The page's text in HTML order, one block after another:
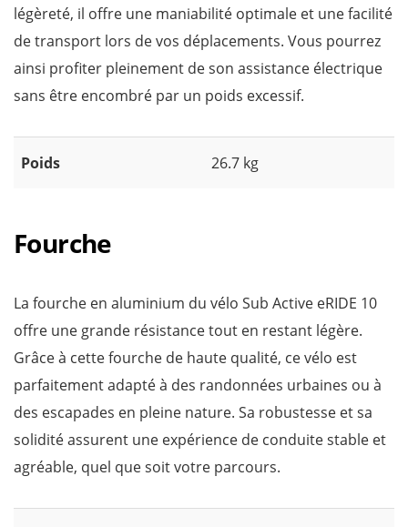
légèreté, il offre une maniabilité optimale et une facilité
de transport lors de vos déplacements. Vous pourrez
ainsi profiter pleinement de son assistance électrique
sans être encombré par un poids excessif.
Poids 26.7 kg
Fourche
La fourche en aluminium du vélo Sub Active eRIDE 10
offre une grande résistance tout en restant légère.
Grâce à cette fourche de haute qualité, ce vélo est
parfaitement adapté à des randonnées urbaines ou à
des escapades en pleine nature. Sa robustesse et sa
solidité assurent une expérience de conduite stable et
agréable, quel que soit votre parcours.